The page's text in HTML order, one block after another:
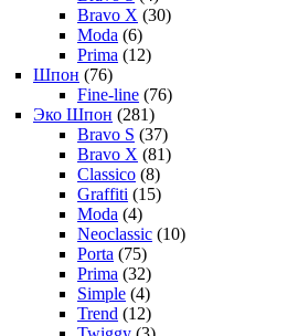
Bravo X (30)
Moda (6)
Prima (12)
Шпон (76)
Fine-line (76)
Эко Шпон (281)
Bravo S (37)
Bravo X (81)
Classico (8)
Graffiti (15)
Moda (4)
Neoclassic (10)
Porta (75)
Prima (32)
Simple (4)
Trend (12)